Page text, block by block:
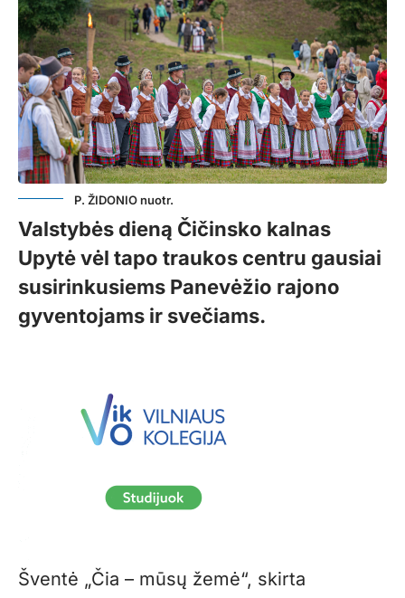
P. ŽIDONIO nuotr.
Valstybės dieną Čičinsko kalnas
Upytė vėl tapo traukos centru gausiai
susirinkusiems Panevėžio rajono
gyventojams ir svečiams.
Šventė „Čia – mūsų žemė“, skirta